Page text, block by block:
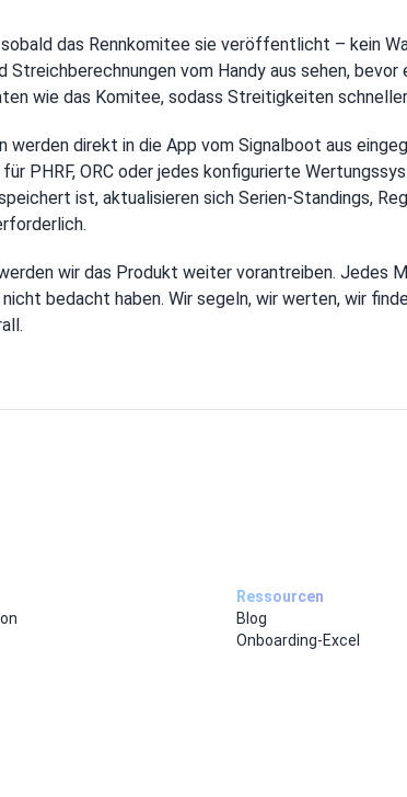
das Rennkomitee sie veröffentlicht – kein
Streichberechnungen vom Handy aus sehen,
wie das Komitee, sodass Streitigkeiten
direkt in die App vom Signalboot aus
PHRF, ORC oder jedes konfigurierte
ist, aktualisieren sich Serien-Standings,
wir das Produkt weiter vorantreiben.
bedacht haben. Wir segeln, wir werten, wir
Ressourcen
Blog
Onboarding-Excel